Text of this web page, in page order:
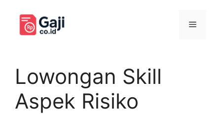
Menu
Lowongan Skill
Aspek Risiko